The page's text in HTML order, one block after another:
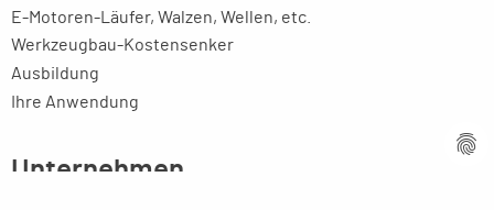
E-Motoren-Läufer, Walzen, Wellen, etc.
Werkzeugbau-Kostensenker
Ausbildung
Ihre Anwendung
Unternehmen